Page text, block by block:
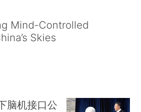
Mind-Controlled
Skies
脑机接口公